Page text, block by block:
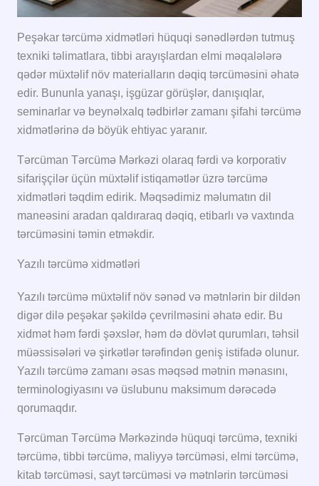
Peşəkar tərcümə xidmətləri hüquqi sənədlərdən tutmuş
texniki təlimatlara, tibbi arayışlardan elmi məqalələrə
qədər müxtəlif növ materialların dəqiq tərcüməsini əhatə
edir. Bununla yanaşı, işgüzar görüşlər, danışıqlar,
seminarlar və beynəlxalq tədbirlər zamanı şifahi tərcümə
xidmətlərinə də böyük ehtiyac yaranır.
Tərcüman Tərcümə Mərkəzi olaraq fərdi və korporativ
sifarişçilər üçün müxtəlif istiqamətlər üzrə tərcümə
xidmətləri təqdim edirik. Məqsədimiz məlumatın dil
maneəsini aradan qaldıraraq dəqiq, etibarlı və vaxtında
tərcüməsini təmin etməkdir.
Yazılı tərcümə xidmətləri
Yazılı tərcümə müxtəlif növ sənəd və mətnlərin bir dildən
digər dilə peşəkar şəkildə çevrilməsini əhatə edir. Bu
xidmət həm fərdi şəxslər, həm də dövlət qurumları, təhsil
müəssisələri və şirkətlər tərəfindən geniş istifadə olunur.
Yazılı tərcümə zamanı əsas məqsəd mətnin mənasını,
terminologiyasını və üslubunu maksimum dərəcədə
qorumaqdır.
Tərcüman Tərcümə Mərkəzində hüquqi tərcümə, texniki
tərcümə, tibbi tərcümə, maliyyə tərcüməsi, elmi tərcümə,
kitab tərcüməsi, sayt tərcüməsi və mətnlərin tərcüməsi